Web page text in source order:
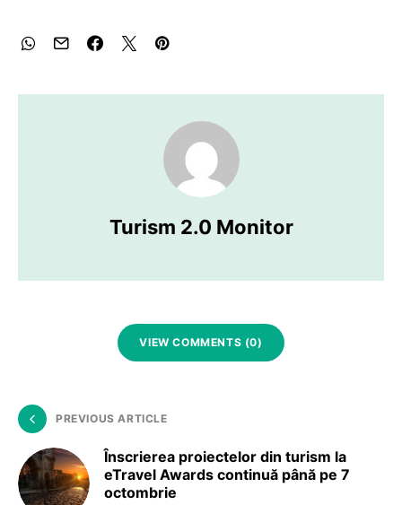
Turism 2.0 Monitor
VIEW COMMENTS (0)
PREVIOUS ARTICLE
Înscrierea proiectelor din turism la
eTravel Awards continuă până pe 7
octombrie